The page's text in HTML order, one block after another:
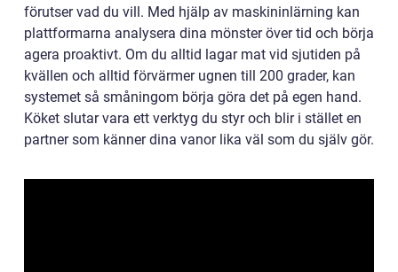
förutser vad du vill. Med hjälp av maskininlärning kan
plattformarna analysera dina mönster över tid och börja
agera proaktivt. Om du alltid lagar mat vid sjutiden på
kvällen och alltid förvärmer ugnen till 200 grader, kan
systemet så småningom börja göra det på egen hand.
Köket slutar vara ett verktyg du styr och blir i stället en
partner som känner dina vanor lika väl som du själv gör.